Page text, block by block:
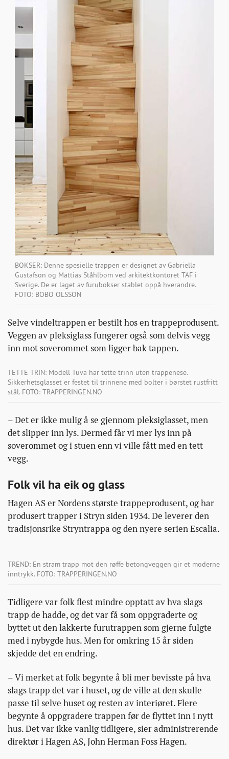
BOKSER: Denne spesielle trappen er designet av Gabriella
Gustafson og Mattias Ståhlbom ved arkitektkontoret TAF i
Sverige. De er laget av furubokser stablet oppå hverandre.
FOTO: BOBO OLSSON
Selve vindeltrappen er bestilt hos en trappeprodusent.
Veggen av pleksiglass fungerer også som delvis vegg
inn mot soverommet som ligger bak tappen.
TETTE TRIN: Modell Tuva har tette trinn uten trappenese.
Sikkerhetsglasset er festet til trinnene med bolter i børstet rustfritt
stål. FOTO: TRAPPERINGEN.NO
– Det er ikke mulig å se gjennom pleksiglasset, men
det slipper inn lys. Dermed får vi mer lys inn på
soverommet og i stuen enn vi ville fått med en tett
vegg.
Folk vil ha eik og glass
Hagen AS er Nordens største trappeprodusent, og har
produsert trapper i Stryn siden 1934. De leverer den
tradisjonsrike Stryntrappa og den nyere serien Escalia.
TREND: En stram trapp mot den røffe betongveggen gir et moderne
inntrykk. FOTO: TRAPPERINGEN.NO
Tidligere var folk flest mindre opptatt av hva slags
trapp de hadde, og det var få som oppgraderte og
byttet ut den lakkerte furutrappen som gjerne fulgte
med i nybygde hus. Men for omkring 15 år siden
skjedde det en endring.
– Vi merket at folk begynte å bli mer bevisste på hva
slags trapp det var i huset, og de ville at den skulle
passe til selve huset og resten av interiøret. Flere
begynte å oppgradere trappen før de flyttet inn i nytt
hus. Det var ikke vanlig tidligere, sier administrerende
direktør i Hagen AS, John Herman Foss Hagen.